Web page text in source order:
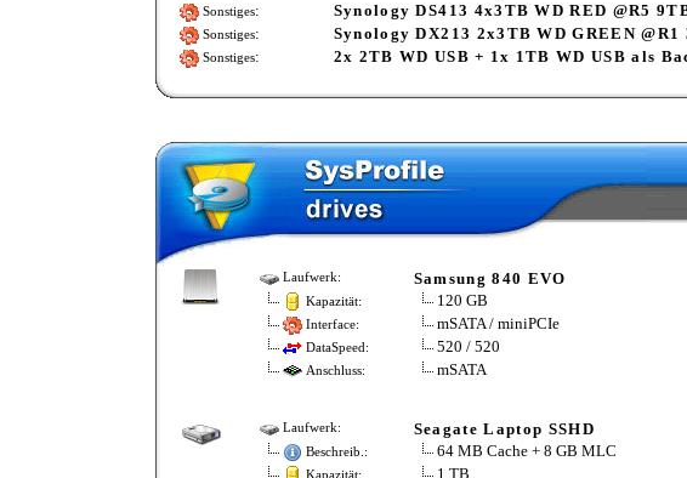
Sonstiges: Synology DS413 4x3TB WD RED @R5
Sonstiges: Synology DX213 2x3TB WD GREEN
Sonstiges: 2x 2TB WD USB + 1x 1TB WD USB als
Laufwerk: Samsung 840 EVO
Kapazität: 120 GB
Interface: mSATA / miniPCIe
DataSpeed: 520 / 520
Anschluss: mSATA
Laufwerk: Seagate Laptop SSHD
Beschreib.: 64 MB Cache + 8 GB MLC
Kapazität: 1 TB